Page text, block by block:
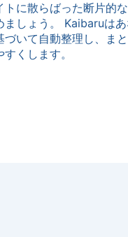
トに散らばった断片的
ましょう。 Kaibaruは
づいて自動整理し、ま
くします。